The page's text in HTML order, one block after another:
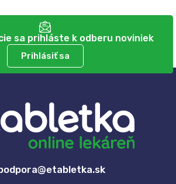
sa prihláste k odberu noviniek
Prihlásiť sa